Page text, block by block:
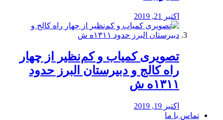
اکتبر 21, 2019
️تصویری کمیاب و کم‌نظیر از چهار
راه كالج و دبيرستان البرز حدود
۱۳۱۱ه ش
اکتبر 19, 2019
تماس با ما